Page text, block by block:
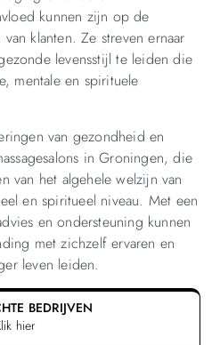
kunnen zijn op de
klanten. Ze streven ernaar
levensstijl te leiden die
mentale en spirituele
van gezondheid en
in Groningen, die
van het algehele welzijn van
en spiritueel niveau. Met een
en ondersteuning kunnen
met zichzelf ervaren en
leven leiden.
BEDRIJVEN
hier